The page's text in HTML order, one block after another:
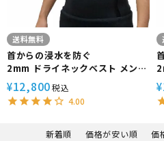
送料無料
首からの浸水を防ぐ
2mm ドライネックベスト メンズ
Worlddive/ワールドダイブ イン
ナーベスト セミドライ 暖かい 保
温
¥12,800税込
4.00
¥
新着順 価格が安い順 価